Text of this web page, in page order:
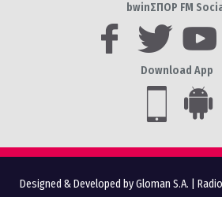
bwinΣΠΟΡ FM
Download App
Designed & Developed by Gloman S.A.